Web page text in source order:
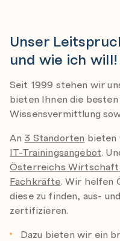
Unser
und wie ich will!
Seit 1999 stehen wir
bieten Ihnen die
Wissensvermittlung
An 3 Standorten
IT-Trainingsangebot.
Österreichs Wirtschaft
Fachkräfte. Wir helfen
diese zu finden, aus-
zertifizieren.
Dazu bieten wir ein